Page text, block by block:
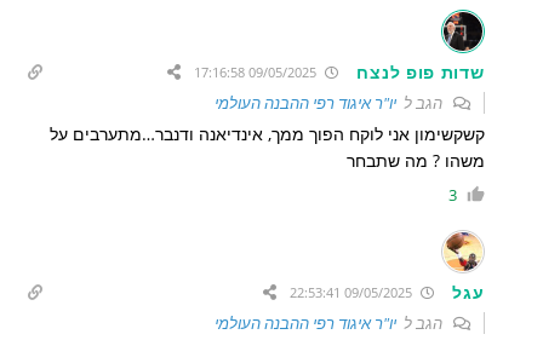
שדות פופ לנצח
הגב ליו"ר איגוד רפי ההבנה העולמי
קשקשימון אני לוקח הפוך ממך, אינדיאנה ודנבר…מתערבים על
משהו ? מה שתבחר
3
עגל
הגב ליו"ר איגוד רפי ההבנה העולמי